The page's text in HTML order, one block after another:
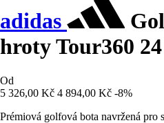
adidas
hroty Tour360 24
Od
5 326,00 Kč 4 894,00 Kč -8%
Prémiová golfová bota navržená pro